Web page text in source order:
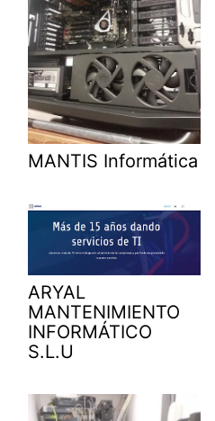
MANTIS Informática
ARYAL
MANTENIMIENTO
INFORMÁTICO
S.L.U